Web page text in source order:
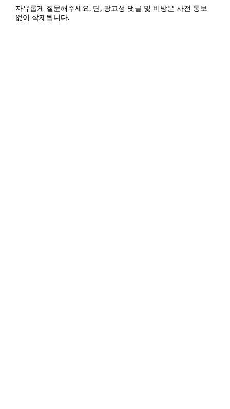
자유롭게 질문해주세요. 단, 광고성 댓글 및 비방은 사전 통보
없이 삭제됩니다.